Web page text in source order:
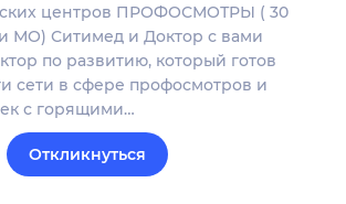
центров ПРОФОСМОТРЫ ( 30
МО) Ситимед и Доктор с вами
по развитию, который готов
сети в сфере профосмотров и
с горящими…
Откликнуться